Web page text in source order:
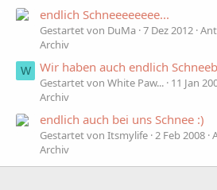
endlich Schneeeeeeee...
Gestartet von DuMa 7 Dez 2012
Archiv
W Wir haben auch endlich
Gestartet von White Paw... 11 Jan
Archiv
endlich auch bei uns Schnee :)
Gestartet von Itsmylife 2 Feb 2008
Archiv